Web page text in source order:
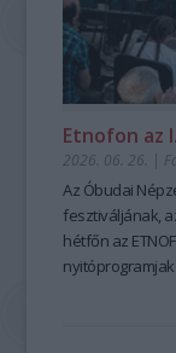
ősszel induló
közművelődési
szakmai és
tanításának
Etnofon az
2026. 06. 26. |
Az Óbudai
fesztiváljának,
hétfőn az